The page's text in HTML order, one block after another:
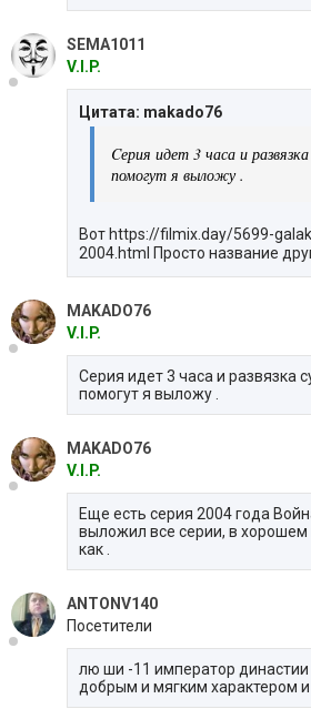
SEMA1011
V.I.P.
Цитата: makado76
Cерия идет 3 часа и
помогут я выложу .
Вот https://filmix.day/5699-
2004.html Просто название
MAKADO76
V.I.P.
Cерия идет 3 часа и развязка
помогут я выложу .
MAKADO76
V.I.P.
Еще есть серия 2004 года
выложил все серии, в хорошем
как .
ANTONV140
Посетители
лю ши -11 император династии
добрым и мягким характером